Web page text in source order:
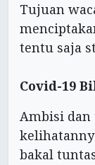
Tujuan
tentu saja
Covid-19
Ambisi
bakal